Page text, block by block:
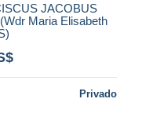
JACOBUS
Maria Elisabeth
Privado